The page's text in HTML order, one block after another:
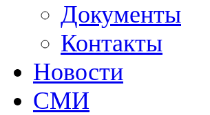
Документы
Контакты
Новости
СМИ